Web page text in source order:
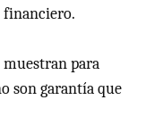
financiero.
muestran para
son garantía que